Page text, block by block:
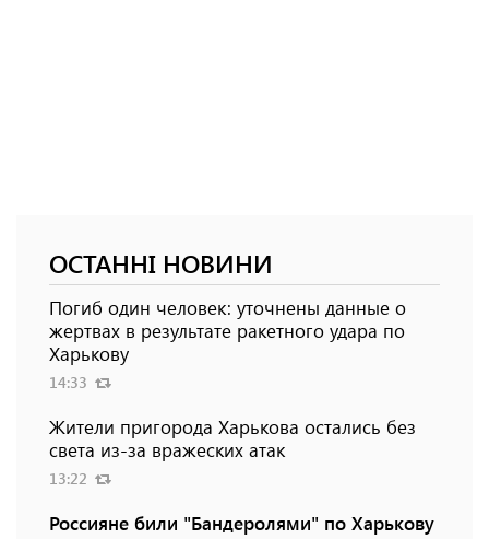
ОСТАННІ НОВИНИ
Погиб один человек: уточнены данные о
жертвах в результате ракетного удара по
Харькову
14:33
Жители пригорода Харькова остались без
света из-за вражеских атак
13:22
Россияне били "Бандеролями" по Харькову